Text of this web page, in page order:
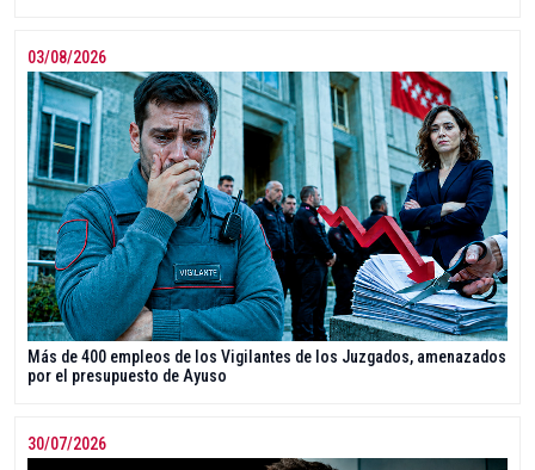
03/08/2026
Más de 400 empleos de los Vigilantes de los Juzgados, amenazados
por el presupuesto de Ayuso
30/07/2026